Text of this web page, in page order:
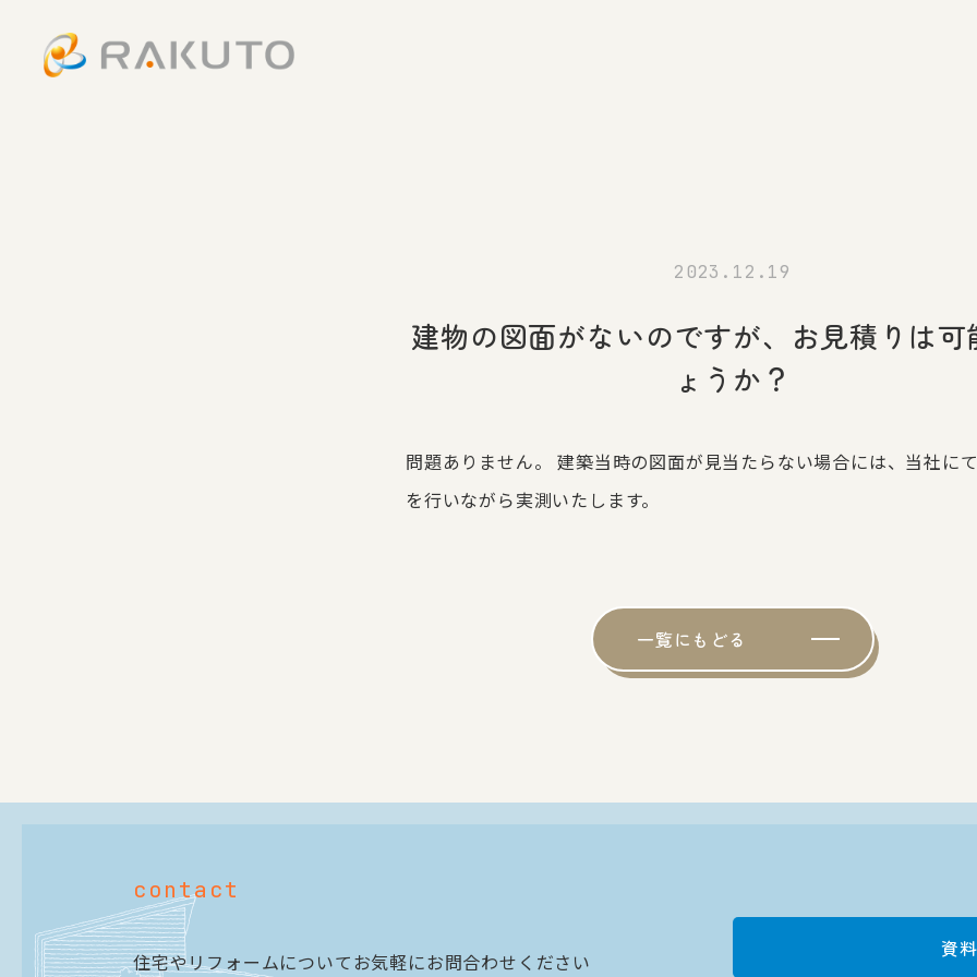
2023.12.19
建物の図面がないのですが、お見積りは可
ょうか？
問題ありません。 建築当時の図面が見当たらない場合には、当社に
を行いながら実測いたします。
一覧にもどる
contact
住宅やリフォームについてお気軽にお問合わせください
資